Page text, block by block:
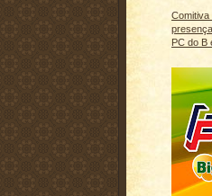
Comitiva
PC do B